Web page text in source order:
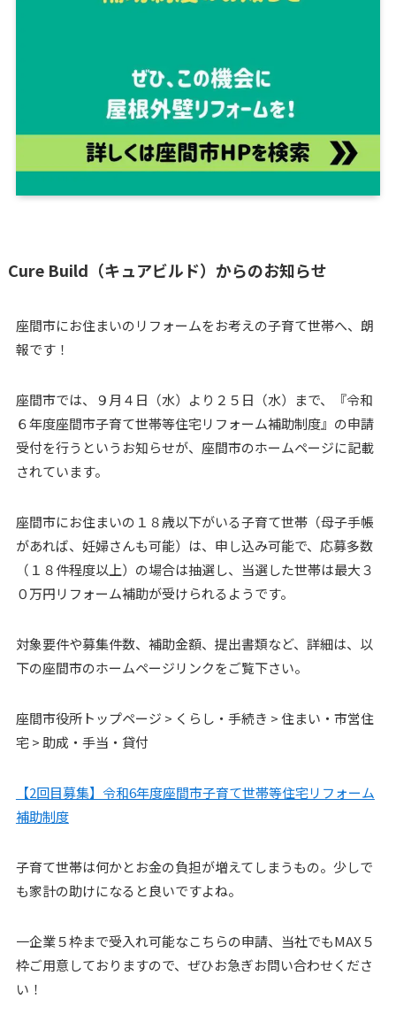
Cure Build（キュアビルド）からのお知らせ
座間市にお住まいのリフォームをお考えの子育て世帯へ、朗
報です！
座間市では、９月４日（水）より２５日（水）まで、『令和
６年度座間市子育て世帯等住宅リフォーム補助制度』の申請
受付を行うというお知らせが、座間市のホームページに記載
されています。
座間市にお住まいの１８歳以下がいる子育て世帯（母子手帳
があれば、妊婦さんも可能）は、申し込み可能で、応募多数
（１８件程度以上）の場合は抽選し、当選した世帯は最大３
０万円リフォーム補助が受けられるようです。
対象要件や募集件数、補助金額、提出書類など、詳細は、以
下の座間市のホームページリンクをご覧下さい。
座間市役所トップページ > くらし・手続き > 住まい・市営住
宅 > 助成・手当・貸付
【2回目募集】令和6年度座間市子育て世帯等住宅リフォーム
補助制度
子育て世帯は何かとお金の負担が増えてしまうもの。少しで
も家計の助けになると良いですよね。
一企業５枠まで受入れ可能なこちらの申請、当社でもMAX５
枠ご用意しておりますので、ぜひお急ぎお問い合わせくださ
い！